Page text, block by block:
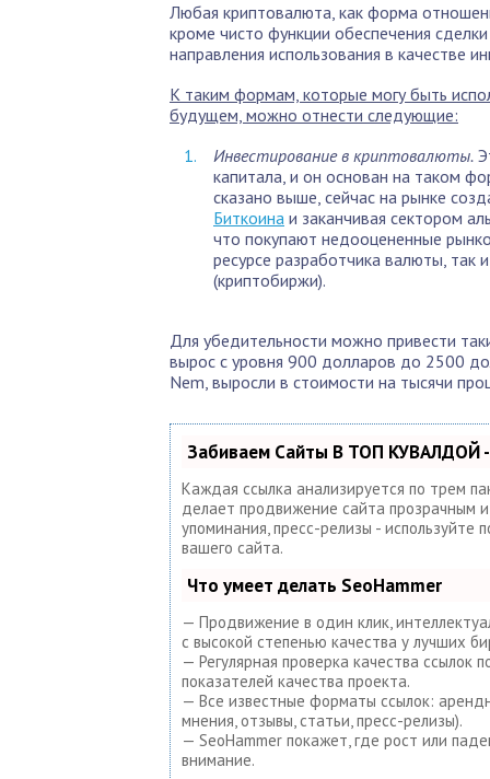
Любая криптовалюта, как форма
кроме чисто функции обеспечения
направления использования в качестве
К таким формам, которые могу быть
будущем, можно отнести следующие:
Инвестирование в криптовалюты.
капитала, и он основан на таком
сказано выше, сейчас на рынке
Биткоина и заканчивая сектором
что покупают недооцененные
ресурсе разработчика валюты, так
(криптобиржи).
Для убедительности можно привести
вырос с уровня 900 долларов до 2500
Nem, выросли в стоимости на тысячи
Забиваем Сайты В ТОП КУВАЛДОЙ -
Каждая ссылка анализируется по трем
делает продвижение сайта прозрачным
упоминания, пресс-релизы -
вашего сайта.
Что умеет делать SeoHammer
— Продвижение в один клик,
с высокой степенью качества у лучших
— Регулярная проверка качества
показателей качества проекта.
— Все известные форматы ссылок:
мнения, отзывы, статьи, пресс-релизы).
— SeoHammer покажет, где рост или
внимание.